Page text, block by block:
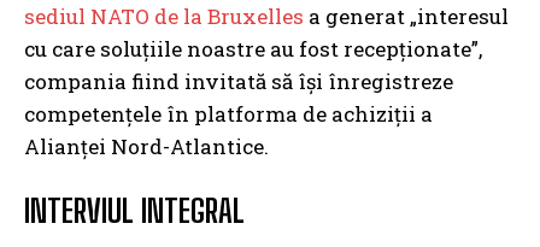
sediul NATO de la Bruxelles a generat „interesul
cu care soluțiile noastre au fost recepționate”,
compania fiind invitată să își înregistreze
competențele în platforma de achiziții a
Alianței Nord-Atlantice.
INTERVIUL INTEGRAL